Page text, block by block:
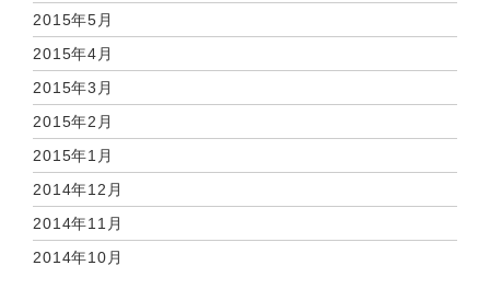
2015年5月
2015年4月
2015年3月
2015年2月
2015年1月
2014年12月
2014年11月
2014年10月